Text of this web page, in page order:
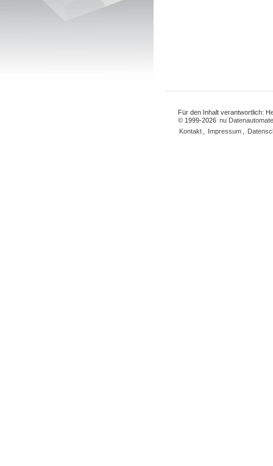
Für den Inhalt verantwortlich:
© 1999-2026 nu
Kontakt
Impressum